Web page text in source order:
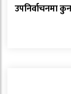
उपनिर्वाचनमा